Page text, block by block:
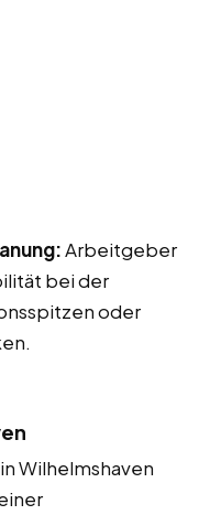
Arbeitgeber
bei der
oder
Wilhelmshaven